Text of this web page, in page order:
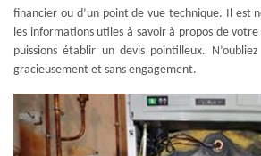
financier ou d’un point de vue technique. Il est
les informations utiles à savoir à propos de
puissions établir un devis pointilleux.
gracieusement et sans engagement.